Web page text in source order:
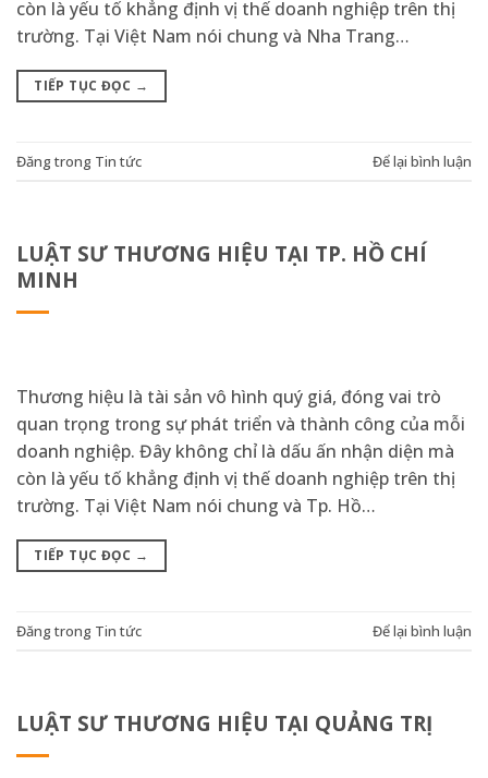
còn là yếu tố khẳng định vị thế doanh nghiệp trên thị
trường. Tại Việt Nam nói chung và Nha Trang…
TIẾP TỤC ĐỌC →
Đăng trong Tin tức Để lại bình luận
LUẬT SƯ THƯƠNG HIỆU TẠI TP. HỒ CHÍ
MINH
Thương hiệu là tài sản vô hình quý giá, đóng vai trò
quan trọng trong sự phát triển và thành công của mỗi
doanh nghiệp. Đây không chỉ là dấu ấn nhận diện mà
còn là yếu tố khẳng định vị thế doanh nghiệp trên thị
trường. Tại Việt Nam nói chung và Tp. Hồ…
TIẾP TỤC ĐỌC →
Đăng trong Tin tức Để lại bình luận
LUẬT SƯ THƯƠNG HIỆU TẠI QUẢNG TRỊ